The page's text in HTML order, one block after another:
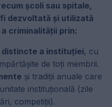
școli sau spitale,
dezvoltată și utilizată
criminalității prin:
a instituției, cu
de toți membrii.
și tradiții anuale care
instituțională (zile
competiții).